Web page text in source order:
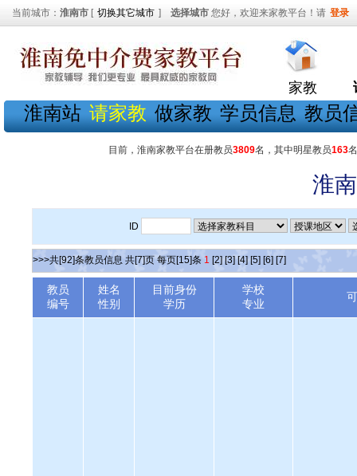
当前城市： 淮南市 [ 切换其它城市 ] 选择城市 您好，欢迎来家教平台！请 登录
家教
淮南站 请家教 做家教 学员信息 教员
目前，淮南家教平台在册教员3809名，其中明星教员163
淮
ID
>>>共[92]条教员信息 共[7]页 每页[15]条 1 [2] [3] [4] [5] [6] [7]
教员
编号
姓名
性别
目前身份
学历
学校
专业